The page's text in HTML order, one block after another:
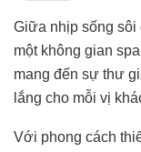
Giữa nhịp sống sôi
một không gian
mang đến sự thư
lắng cho mỗi vị
Với phong cách